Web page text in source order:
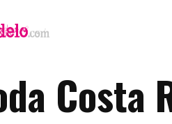
Costa